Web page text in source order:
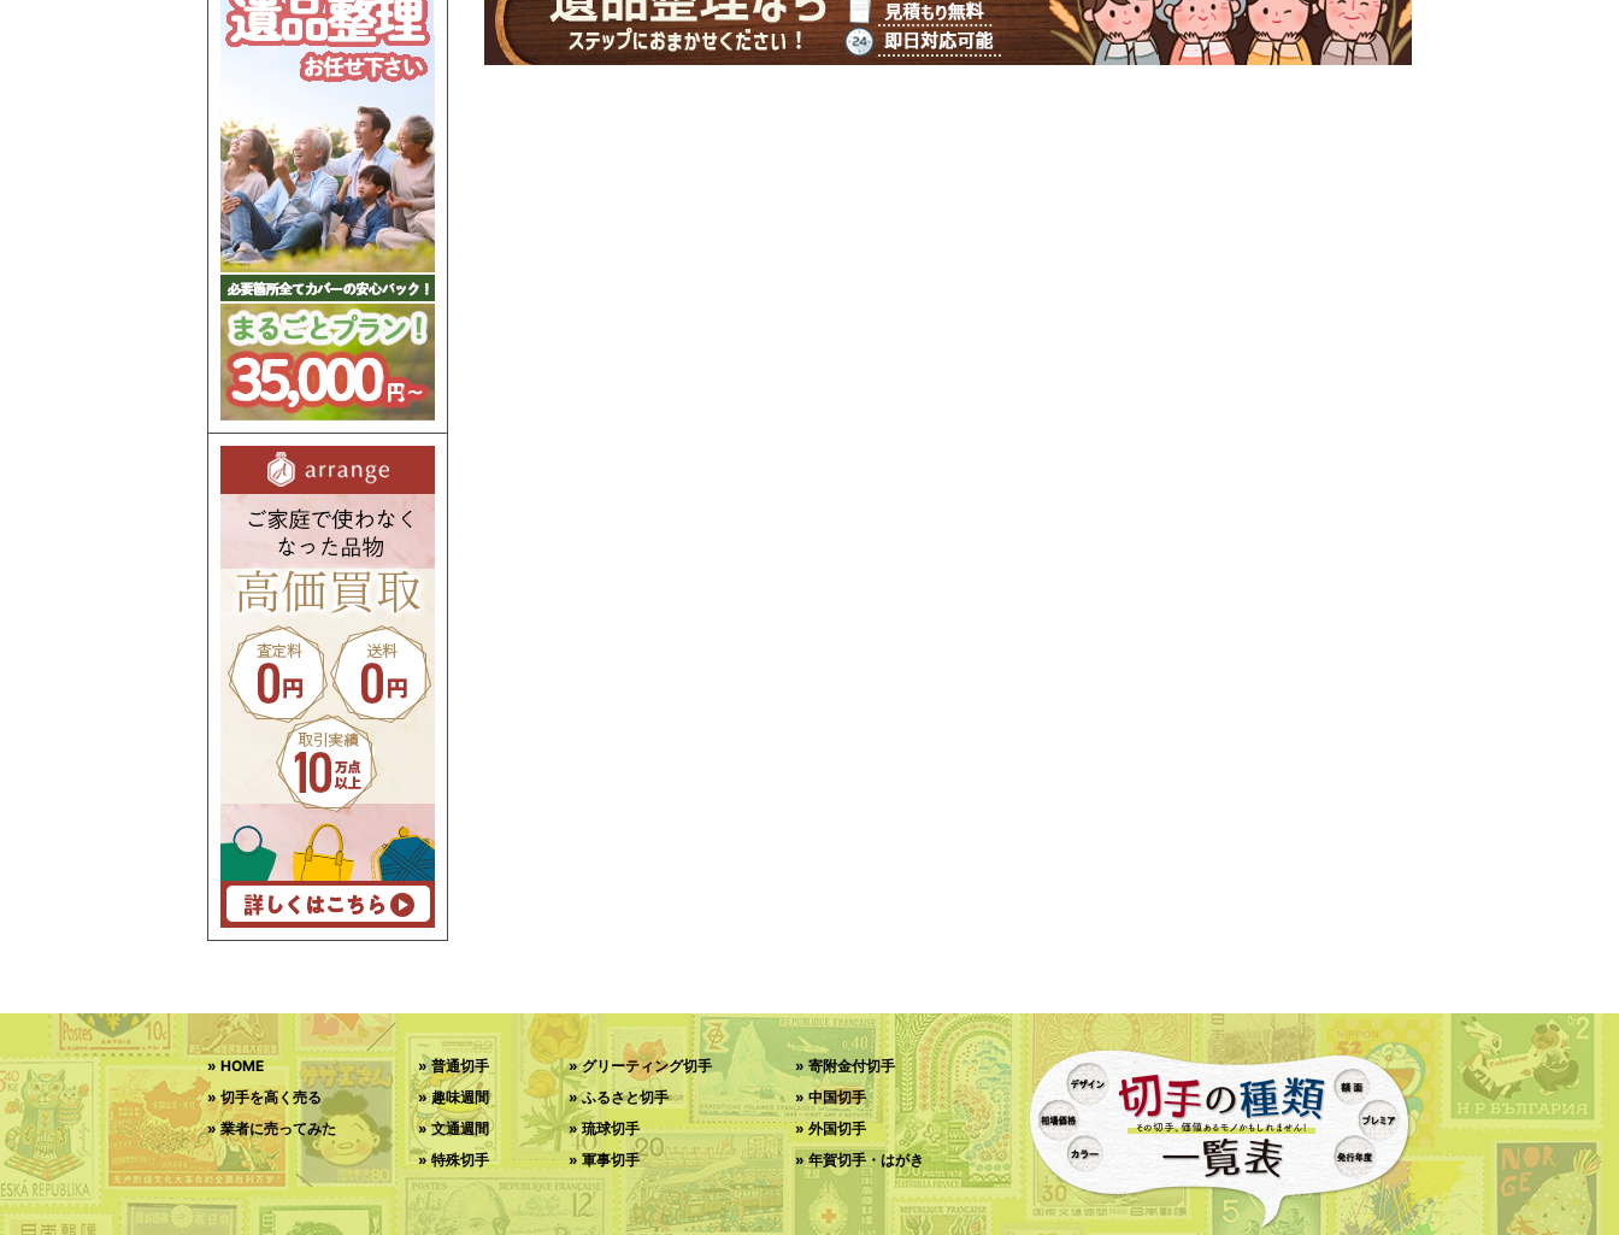
HOME
切手を高く売る
業者に売ってみた
普通切手
趣味週間
文通週間
特殊切手
グリーティング切手
ふるさと切手
琉球切手
軍事切手
寄附金付切手
中国切手
外国切手
年賀切手・はがき